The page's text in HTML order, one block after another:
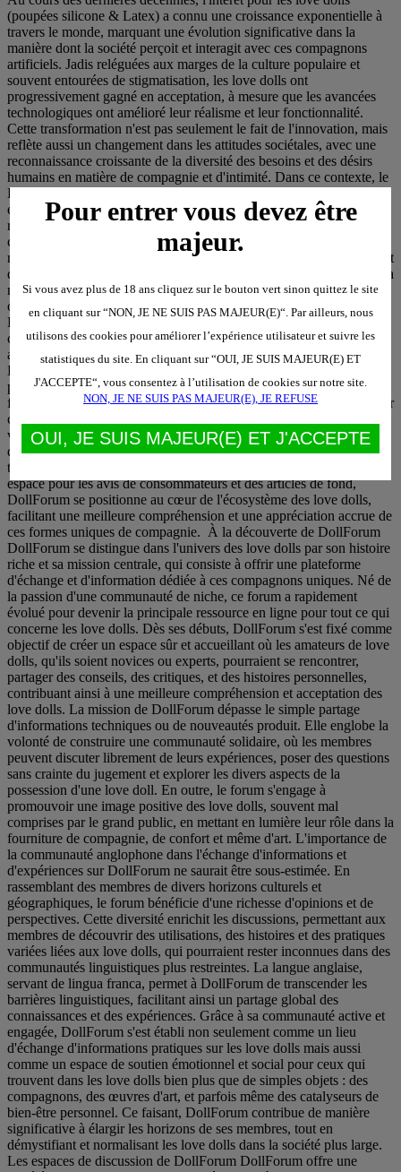
Pour entrer vous devez être
majeur.
Si vous avez plus de 18 ans cliquez sur le bouton vert sinon quittez le site
en cliquant sur “NON, JE NE SUIS PAS MAJEUR(E)“. Par ailleurs, nous
utilisons des cookies pour améliorer l’expérience utilisateur et suivre les
statistiques du site. En cliquant sur “OUI, JE SUIS MAJEUR(E) ET
J'ACCEPTE“, vous consentez à l’utilisation de cookies sur notre site.
NON, JE NE SUIS PAS MAJEUR(E), JE REFUSE
OUI, JE SUIS MAJEUR(E) ET J'ACCEPTE